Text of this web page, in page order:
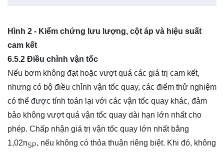
Hình 2 - Kiểm chứng lưu lượng, cột áp và hiệu suất
cam kết
6.5.2 Điều chỉnh vận tốc
Nếu bơm không đạt hoặc vượt quá các giá trị cam kết,
nhưng có bộ điều chỉnh vận tốc quay, các điểm thử nghiệm
có thể được tính toán lại với các vận tốc quay khác, đảm
bảo không vượt quá vận tốc quay dài hạn lớn nhất cho
phép. Chấp nhận giá trị vận tốc quay lớn nhất bằng
1,02nSP, nếu không có thỏa thuận riêng biệt. Khi đó, không